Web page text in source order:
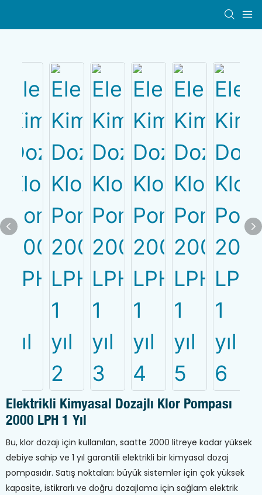
Elektrikli Kimyasal Dozajlı Klor Pompası
2000 LPH 1 Yıl
Bu, klor dozajı için kullanılan, saatte 2000 litreye kadar yüksek
debiye sahip ve 1 yıl garantili elektrikli bir kimyasal dozaj
pompasıdır. Satış noktaları: büyük sistemler için çok yüksek
kapasite, istikrarlı ve doğru dozajlama için sağlam elektrik